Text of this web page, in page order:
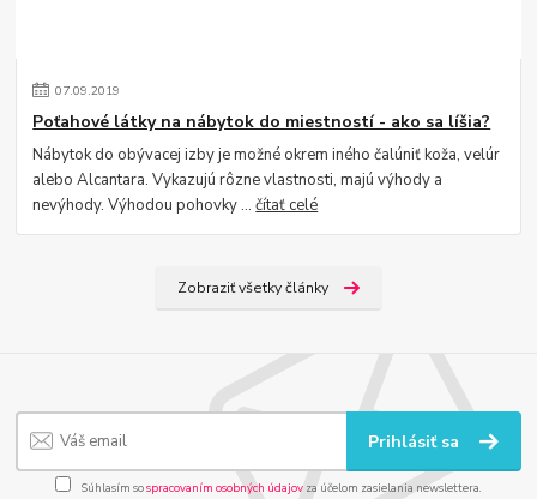
07.09.2019
Poťahové látky na nábytok do miestností - ako sa líšia?
Nábytok do obývacej izby je možné okrem iného čalúniť koža, velúr
alebo Alcantara. Vykazujú rôzne vlastnosti, majú výhody a
nevýhody. Výhodou pohovky ...čítať celé
Zobraziť všetky články
Prihlásiť sa
Súhlasím sospracovaním osobných údajov za účelom zasielania newslettera.